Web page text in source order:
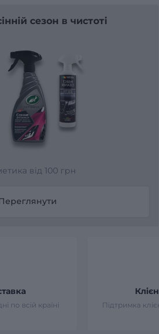
сезон в чистоті
від 100 грн
по всій країні Підтримка